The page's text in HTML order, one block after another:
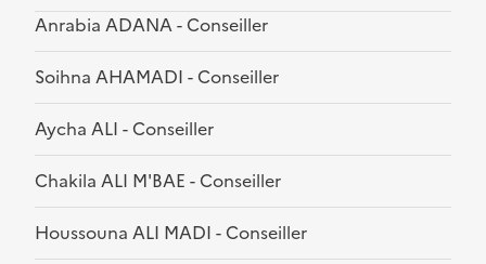
Anrabia ADANA - Conseiller
Soihna AHAMADI - Conseiller
Aycha ALI - Conseiller
Chakila ALI M'BAE - Conseiller
Houssouna ALI MADI - Conseiller